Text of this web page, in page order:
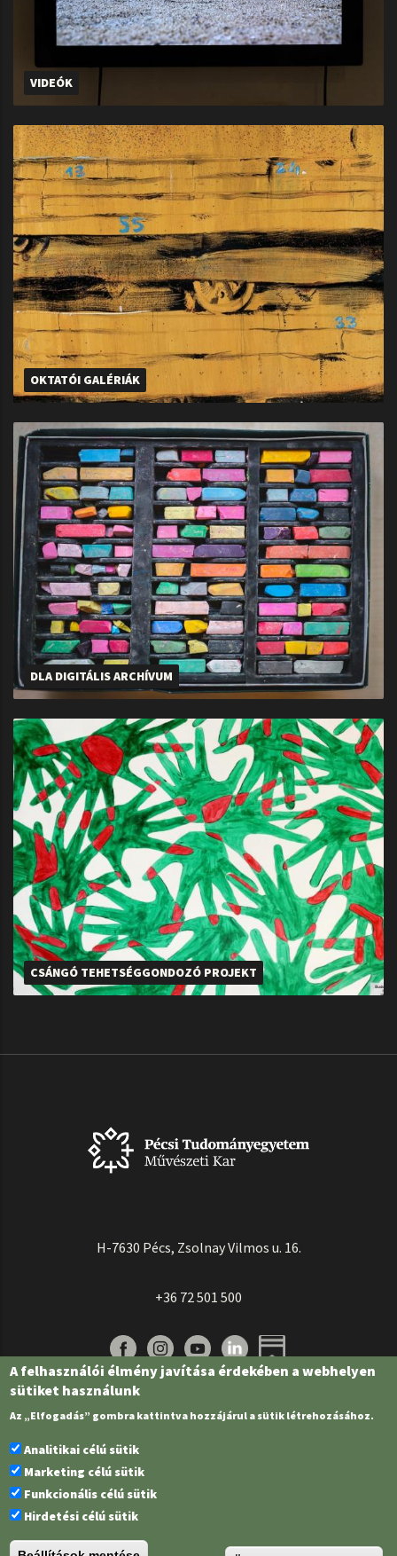
VIDEÓK
OKTATÓI GALÉRIÁK
DLA DIGITÁLIS ARCHÍVUM
CSÁNGÓ TEHETSÉGGONDOZÓ PROJEKT
H-7630 Pécs, Zsolnay Vilmos u. 16.
+36 72 501 500
Pécsi Tudományegyetem | Kancellária |
A felhasználói élmény javítása érdekében a webhelyen
sütiket használunk
Az „Elfogadás” gombra kattintva hozzájárul a sütik létrehozásához.
Analitikai célú sütik
Marketing célú sütik
Funkcionális célú sütik
Hirdetési célú sütik